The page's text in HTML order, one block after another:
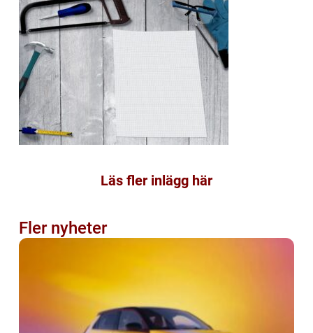
Läs fler inlägg här
Fler nyheter